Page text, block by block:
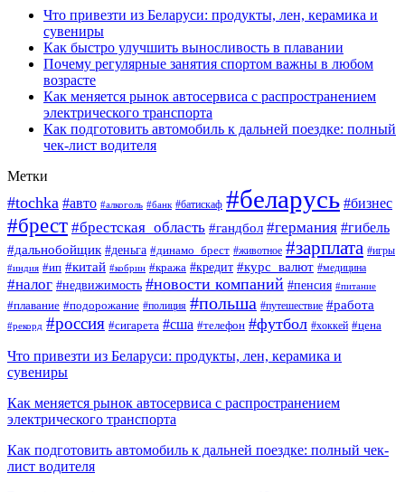
Что привезти из Беларуси: продукты, лен, керамика и
сувениры
Как быстро улучшить выносливость в плавании
Почему регулярные занятия спортом важны в любом
возрасте
Как меняется рынок автосервиса с распространением
электрического транспорта
Как подготовить автомобиль к дальней поездке: полный
чек-лист водителя
Метки
#tochka #авто #алкоголь #банк #батискаф #беларусь #бизнес
#брест #брестская_область #гандбол #германия #гибель
#дальнобойщик #деньга #динамо_брест #животное #зарплата #игры
#индия #ип #китай #кобрин #кража #кредит #курс_валют #медицина
#налог #недвижимость #новости компаний #пенсия #питание
#плавание #подорожание #полиция #польша #путешествие #работа
#рекорд #россия #сигарета #сша #телефон #футбол #хоккей #цена
Что привезти из Беларуси: продукты, лен, керамика и
сувениры
Как меняется рынок автосервиса с распространением
электрического транспорта
Как подготовить автомобиль к дальней поездке: полный чек-
лист водителя